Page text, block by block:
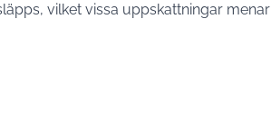
vilket vissa uppskattningar menar